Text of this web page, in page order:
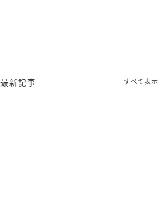
最新記事 すべて表示